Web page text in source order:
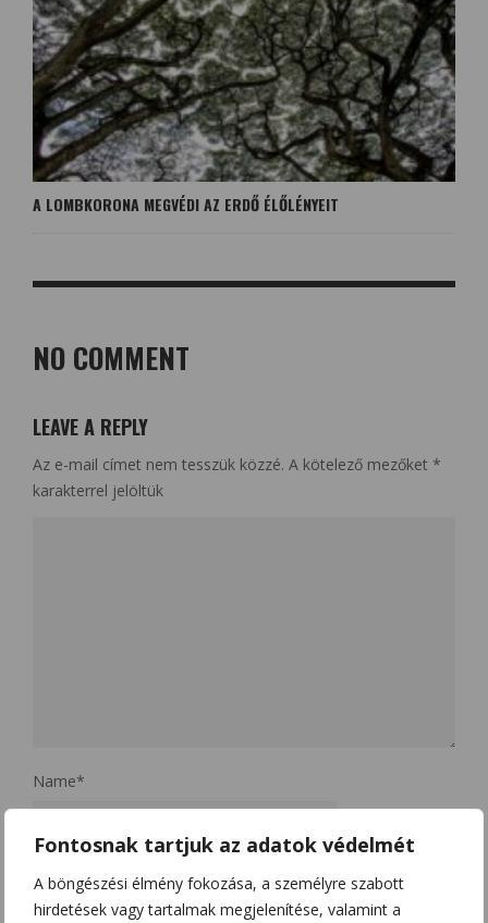
Fontosnak tartjuk az adatok védelmét
A böngészési élmény fokozása, a személyre szabott
hirdetések vagy tartalmak megjelenítése, valamint a
A LOMBKORONA MEGVÉDI AZ ERDŐ ÉLŐLÉNYEIT
NO COMMENT
LEAVE A REPLY
Az e-mail címet nem tesszük közzé. A kötelező mezőket *
karakterrel jelöltük
Name*
Email